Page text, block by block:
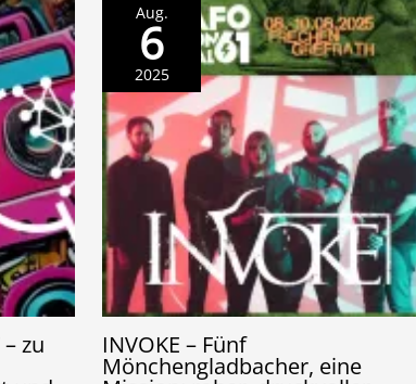
zu
Aug.
6
2025
INVOKE – Fünf
Mönchengladbacher, eine